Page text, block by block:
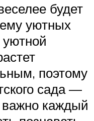
будет
уютных
поэтому
сада —
важно каждый